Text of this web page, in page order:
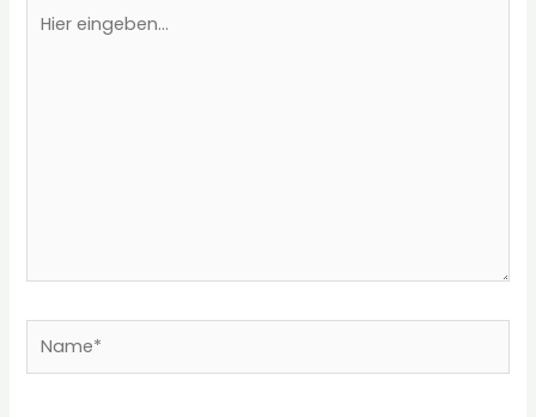
eingeben…
Name*